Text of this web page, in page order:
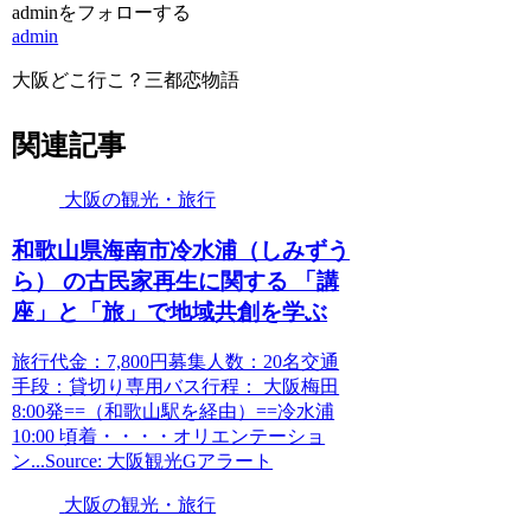
adminをフォローする
admin
大阪どこ行こ？三都恋物語
関連記事
大阪の観光・旅行
和歌山県海南市冷水浦（しみずう
ら） の古民家再生に関する 「講
座」と「旅」で地域共創を学ぶ
旅行代金：7,800円募集人数：20名交通
手段：貸切り専用バス行程： 大阪梅田
8:00発==（和歌山駅を経由）==冷水浦
10:00 頃着・・・・オリエンテーショ
ン...Source: 大阪観光Gアラート
大阪の観光・旅行